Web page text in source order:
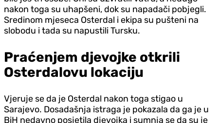
nakon toga su uhapšeni, dok su napadači pobjegli.
Sredinom mjeseca Osterdal i ekipa su pušteni na
slobodu i tada su napustili Tursku.
Praćenjem djevojke otkrili
Osterdalovu lokaciju
Vjeruje se da je Osterdal nakon toga stigao u
Sarajevo. Dosadašnja istraga je pokazala da ga je u
BiH nedavno posjetila djevojka i sumnja se da su je